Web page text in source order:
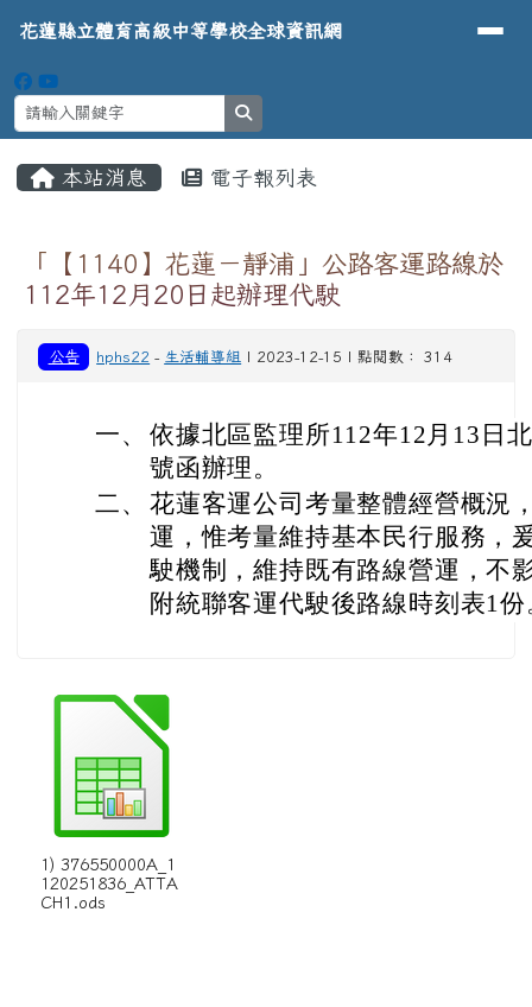
花蓮縣立體育高級中等學校全球資
導覽列
花蓮縣立體育高級中等學校全球資訊網
本站消息 電子報列表
「【1140】花蓮－靜浦」公路客運路線於
112年12月20日起辦理代駛
公告 hphs22 - 生活輔導組 | 2023-12-15 | 點閱數： 314
一、 依據北區監理所112年12月13日
號函辦理。
二、 花蓮客運公司考量整體經營概況
運，惟考量維持基本民行服務，
駛機制，維持既有路線營運，不
附統聯客運代駛後路線時刻表1份
1) 376550000A_1
120251836_ATTA
CH1.ods